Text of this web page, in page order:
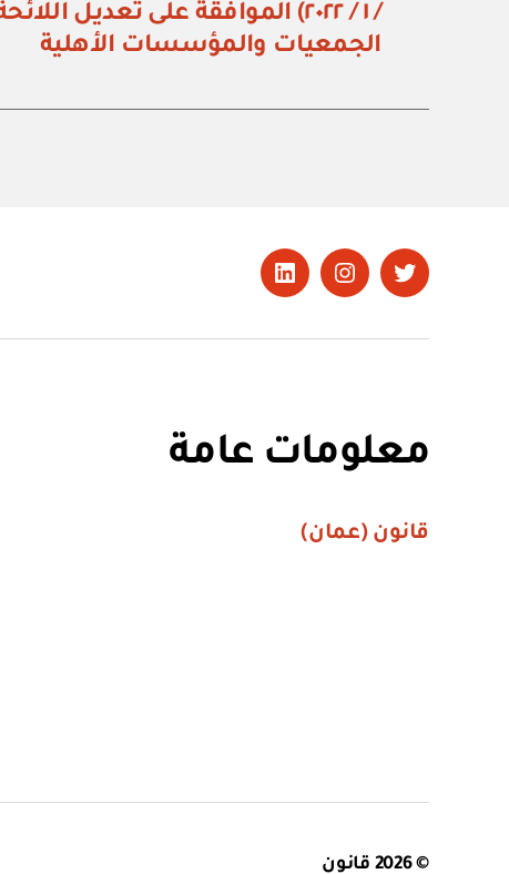
/ ١ / ٢٠٢٢) الموافقة على تعديل
الجمعيات والمؤسسات الأهلية
تويتر Instagram
LinkedIn
معلومات عامة
قانون (عمان)
© 2026 قانون